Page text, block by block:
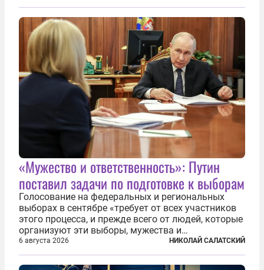
TPAO в разработке нефти иракского Киркука и
«Дороги развития» подтверждают...
«Мужество и ответственность»: Путин
поставил задачи по подготовке к выборам
Голосование на федеральных и региональных
выборах в сентябре «требует от всех участников
этого процесса, и прежде всего от людей, которые
организуют эти выборы, мужества и
ответственного отношения к формированию
власти», — подчеркнул президент Владимир Путин
на состоявшейся 5 августа в Кремле...
6 августа 2026 НИКОЛАЙ САЛАТСКИЙ